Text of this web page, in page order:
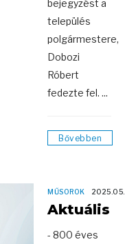
bejegyzést a
település
polgármestere,
Dobozi
Róbert
fedezte fel. ...
Bővebben
MŰSOROK
Aktuális
- 800 éves